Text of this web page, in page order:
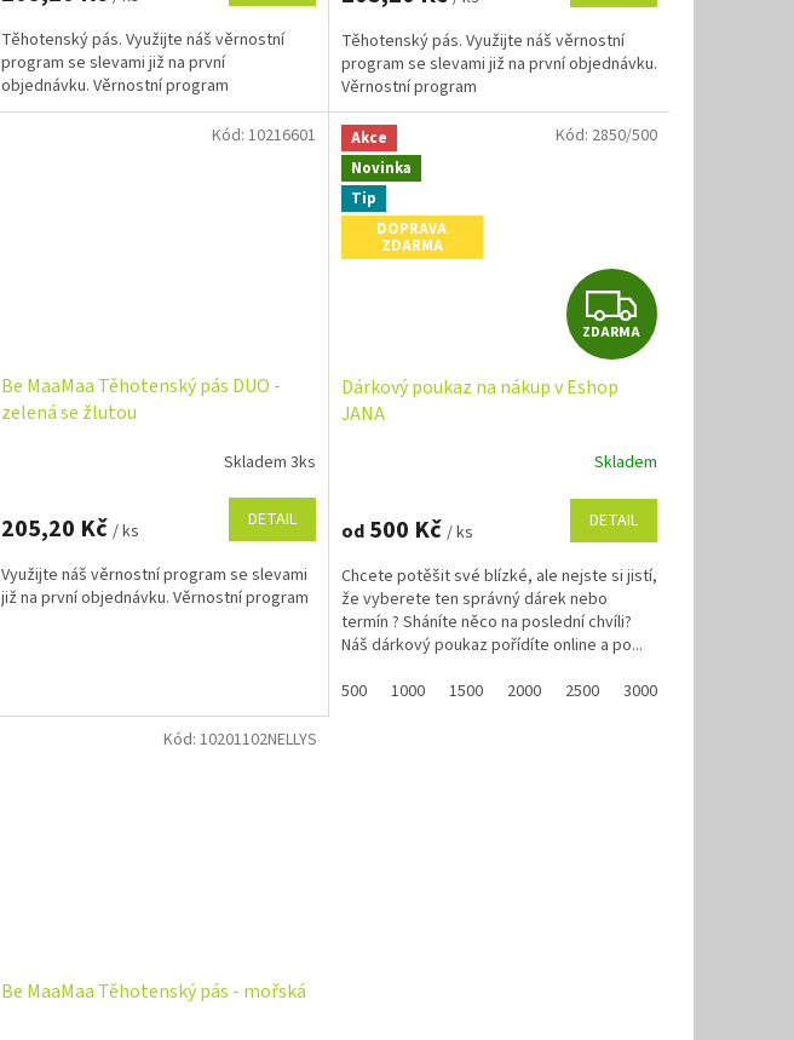
Těhotenský pás. Využijte náš věrnostní
program se slevami již na první
objednávku. Věrnostní program
Těhotenský pás. Využijte náš věrnostní
program se slevami již na první objednávku.
Věrnostní program
Be MaaMaa Těhotenský pás DUO -
zelená se žlutou
Skladem 3ks
205,20 Kč / ks DETAIL
Využijte náš věrnostní program se slevami
již na první objednávku. Věrnostní program
Kód: 10216601
Akce
Novinka
Tip
DOPRAVA
ZDARMA
Z
D
R
M
A
ZDARMA
Dárkový poukaz na nákup v Eshop
JANA
Skladem
od500 Kč / ks DETAIL
Chcete potěšit své blízké, ale nejste si jistí,
že vyberete ten správný dárek nebo
termín ? Sháníte něco na poslední chvíli?
Náš dárkový poukaz pořídíte online a po...
500
1000 1500 2000 2500 3000
Kód: 2850/500
Be MaaMaa Těhotenský pás - mořská
Kód: 10201102NELLYS